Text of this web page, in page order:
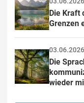
Die Kraft
Grenzen
03.06.2026
Die
wieder